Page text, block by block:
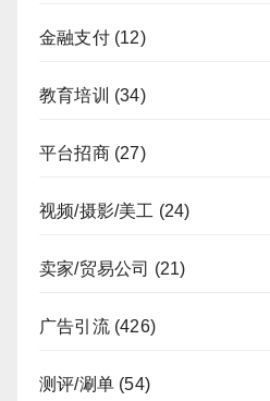
金融支付(12)
教育培训 (34)
平台招商(27)
视频/摄影/美工 (24)
卖家/贸易公司 (21)
广告引流(426)
测评/涮单 (54)